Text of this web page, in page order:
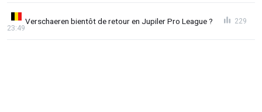
Verschaeren bientôt de retour en Jupiler Pro League ?
23:49
229